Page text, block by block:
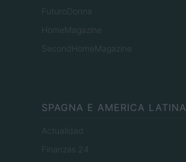
FuturoDonna
HomeMagazine
SecondHomeMagazine
SPAGNA E AMERICA LATINA
Actualidad
Finanzas 24